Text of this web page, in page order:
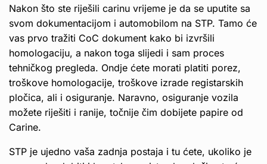
Nakon što ste riješili carinu vrijeme je da se uputite sa
svom dokumentacijom i automobilom na STP. Tamo će
vas prvo tražiti CoC dokument kako bi izvršili
homologaciju, a nakon toga slijedi i sam proces
tehničkog pregleda. Ondje ćete morati platiti porez,
troškove homologacije, troškove izrade registarskih
pločica, ali i osiguranje. Naravno, osiguranje vozila
možete riješiti i ranije, točnije čim dobijete papire od
Carine.
STP je ujedno vaša zadnja postaja i tu ćete, ukoliko je